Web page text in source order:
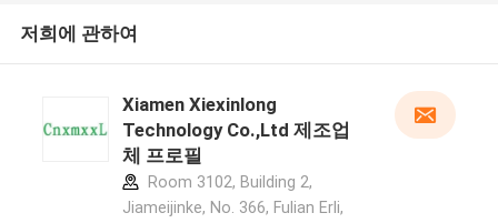
저희에 관하여
Xiamen Xiexinlong
Technology Co.,Ltd 제조업
체 프로필
Room 3102, Building 2,
Jiameijinke, No. 366, Fulian Erli,